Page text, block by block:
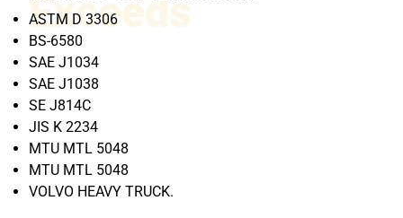
Exceeds
ASTM D 3306
BS-6580
SAE J1034
SAE J1038
SE J814C
JIS K 2234
MTU MTL 5048
MTU MTL 5048
VOLVO HEAVY TRUCK.